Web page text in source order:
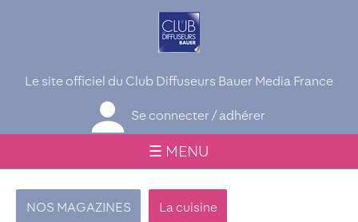
Le site officiel du Club Diffuseurs Bauer Media France
Se connecter / adhérer
☰ MENU
NOS MAGAZINES La cuisine